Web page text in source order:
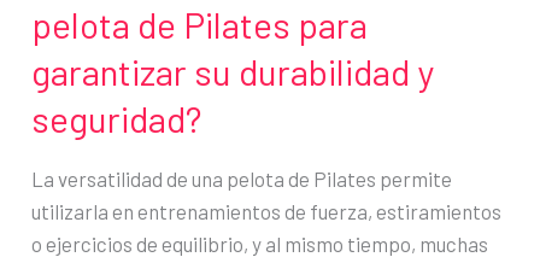
trabajo
pelota de Pilates para
garantizar su durabilidad y
seguridad?
La versatilidad de una pelota de Pilates permite
utilizarla en entrenamientos de fuerza, estiramientos
o ejercicios de equilibrio, y al mismo tiempo, muchas